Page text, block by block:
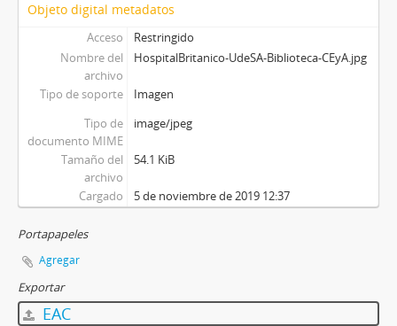
Objeto digital metadatos
Acceso
Restringido
Nombre del
archivo
HospitalBritanico-UdeSA-Biblioteca-CEyA.jpg
Tipo de soporte
Imagen
Tipo de
documento MIME
image/jpeg
Tamaño del
archivo
54.1 KiB
Cargado 5 de noviembre de 2019 12:37
Portapapeles
Agregar
Exportar
EAC